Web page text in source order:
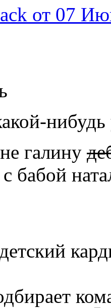
от 07
галину
бабой